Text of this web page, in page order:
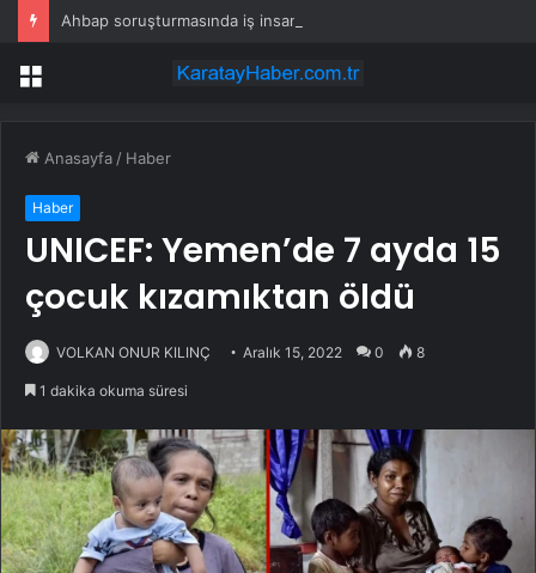
Menü
Anasayfa / Haber
Haber
UNICEF: Yemen’de 7 ayda 15
çocuk kızamıktan öldü
VOLKAN ONUR KILINÇ Aralık 15, 2022 0 8
1 dakika okuma süresi